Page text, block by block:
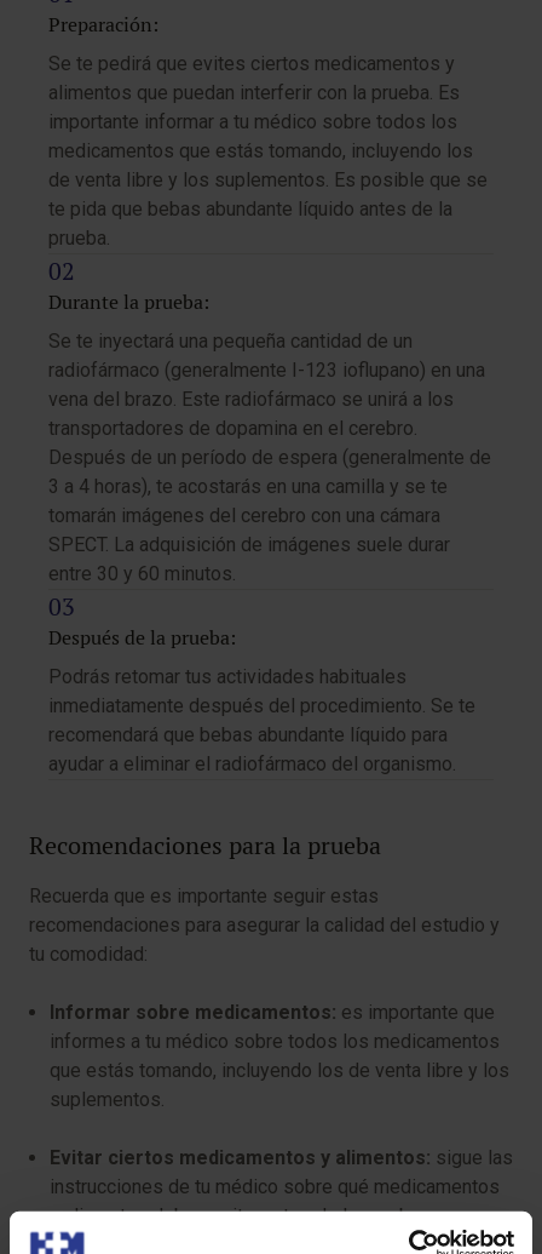
Preparación:
Se te pedirá que evites ciertos medicamentos y
alimentos que puedan interferir con la prueba. Es
importante informar a tu médico sobre todos los
medicamentos que estás tomando, incluyendo los
de venta libre y los suplementos. Es posible que se
te pida que bebas abundante líquido antes de la
prueba.
Durante la prueba:
Se te inyectará una pequeña cantidad de un
radiofármaco (generalmente I-123 ioflupano) en una
vena del brazo. Este radiofármaco se unirá a los
transportadores de dopamina en el cerebro.
Después de un período de espera (generalmente de
3 a 4 horas), te acostarás en una camilla y se te
tomarán imágenes del cerebro con una cámara
SPECT. La adquisición de imágenes suele durar
entre 30 y 60 minutos.
Después de la prueba:
Podrás retomar tus actividades habituales
inmediatamente después del procedimiento. Se te
recomendará que bebas abundante líquido para
ayudar a eliminar el radiofármaco del organismo.
Recomendaciones para la prueba
Recuerda que es importante seguir estas
recomendaciones para asegurar la calidad del estudio y
tu comodidad:
Informar sobre medicamentos: es importante que
informes a tu médico sobre todos los medicamentos
que estás tomando, incluyendo los de venta libre y los
suplementos.
Evitar ciertos medicamentos y alimentos: sigue las
instrucciones de tu médico sobre qué medicamentos
y alimentos debes evitar antes de la prueba.